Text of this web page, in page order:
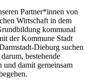
Partner*innen von
Wirtschaft in dem
kommunal
der Kommune Stadt
Dieburg suchen
bestehende
und damit gemeinsam